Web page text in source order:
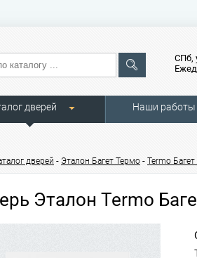
СПб,
дверей Наши работы
дверей - Эталон Багет Термо - Termo
Эталон Termo